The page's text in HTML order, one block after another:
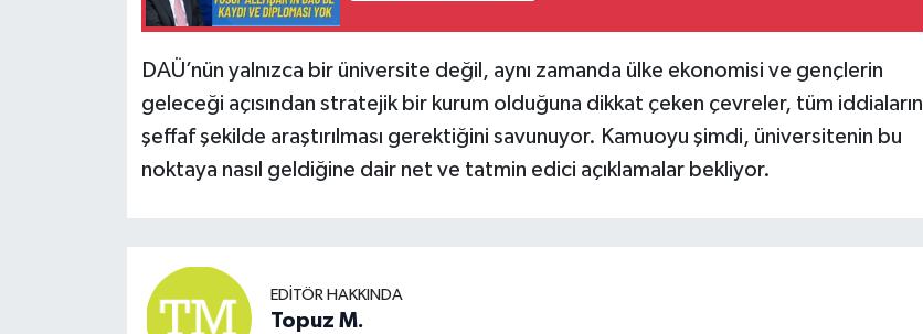
DAÜ’nün yalnızca bir üniversite değil, aynı zamanda ülke ekonomisi ve gençlerin
geleceği açısından stratejik bir kurum olduğuna dikkat çeken çevreler, tüm iddiaların
şeffaf şekilde araştırılması gerektiğini savunuyor. Kamuoyu şimdi, üniversitenin bu
noktaya nasıl geldiğine dair net ve tatmin edici açıklamalar bekliyor.
EDITÖR HAKKINDA
Topuz M.